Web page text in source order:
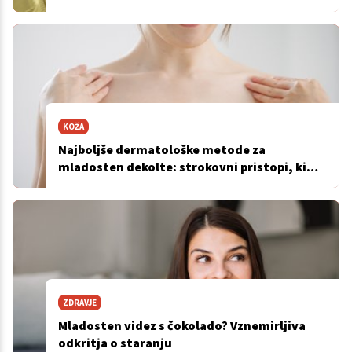
KOŽA
Najboljše dermatološke metode za
mladosten dekolte: strokovni pristopi, ki
ZDRAVJE
Mladosten videz s čokolado? Vznemirljiva
odkritja o staranju